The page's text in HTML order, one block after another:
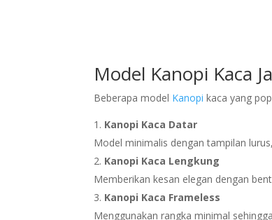
Model Kanopi Kaca
Beberapa model Kanopi kaca yang
Kanopi Kaca Datar
Model minimalis dengan tampilan
Kanopi Kaca Lengkung
Memberikan kesan elegan dengan
Kanopi Kaca Frameless
Menggunakan rangka minimal